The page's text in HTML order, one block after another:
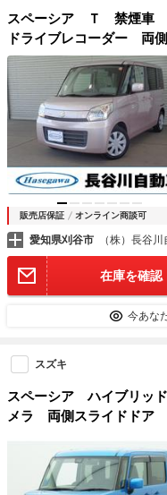
スペーシア Ｔ 禁煙車
ドライブレコーダー 両
プ ＥＴＣ オートエアコ
販売店保証 オンライン商談可
愛知県刈谷市 （株）長谷
在庫を確認
今あな
スズキ
スペーシア ハイブリッ
メラ 両側スライドドア
システム オートライト
プ ベンチシート ＣＶ